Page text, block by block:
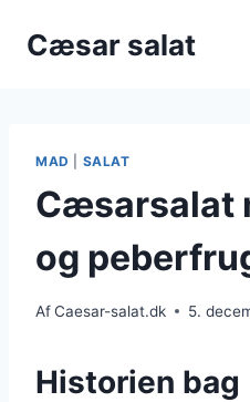
Cæsar salat
MAD SALAT
Cæsarsalat
og
AfCaesar-salat.dk 5.
Historien bag